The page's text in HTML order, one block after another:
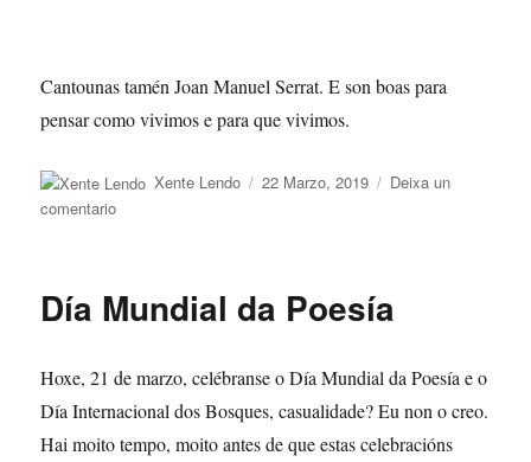
Cantounas tamén Joan Manuel Serrat. E son boas para
pensar como vivimos e para que vivimos.
Autor
Xente Lendo
Publicado
22 Marzo, 2019
Deixa un
comentarioen
Machado
da
Poesía
Día Mundial da Poesía
Hoxe, 21 de marzo, celébranse o Día Mundial da Poesía e o
Día Internacional dos Bosques, casualidade? Eu non o creo.
Hai moito tempo, moito antes de que estas celebracións